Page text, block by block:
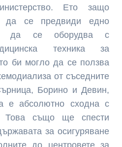
Ето защо
се предвиди едно
да се оборудва с
техника за
би могло да се ползва
от съседните
Борино и Девин,
е абсолютно сходна с
Това също ще спести
за осигуряване
до центровете за